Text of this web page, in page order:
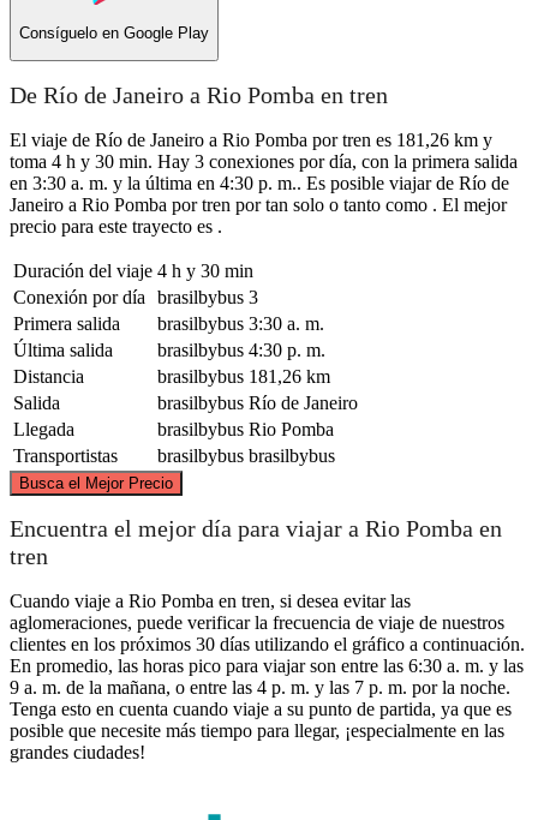
Consíguelo en Google Play
De Río de Janeiro a Rio Pomba en tren
El viaje de Río de Janeiro a Rio Pomba por tren es 181,26 km y
toma 4 h y 30 min. Hay 3 conexiones por día, con la primera salida
en 3:30 a. m. y la última en 4:30 p. m.. Es posible viajar de Río de
Janeiro a Rio Pomba por tren por tan solo o tanto como . El mejor
precio para este trayecto es .
Duración del viaje 4 h y 30 min
Conexión por día
brasilbybus 3
Primera salida
brasilbybus 3:30 a. m.
Última salida
brasilbybus 4:30 p. m.
Distancia
brasilbybus 181,26 km
Salida
brasilbybus Río de Janeiro
Llegada
brasilbybus Rio Pomba
Transportistas
brasilbybus brasilbybus
Busca el Mejor Precio
©CARTO, ©
Encuentra el mejor día para viajar a Rio Pomba en
tren
Cuando viaje a Rio Pomba en tren, si desea evitar las
aglomeraciones, puede verificar la frecuencia de viaje de nuestros
clientes en los próximos 30 días utilizando el gráfico a continuación.
En promedio, las horas pico para viajar son entre las 6:30 a. m. y las
9 a. m. de la mañana, o entre las 4 p. m. y las 7 p. m. por la noche.
Tenga esto en cuenta cuando viaje a su punto de partida, ya que es
posible que necesite más tiempo para llegar, ¡especialmente en las
grandes ciudades!